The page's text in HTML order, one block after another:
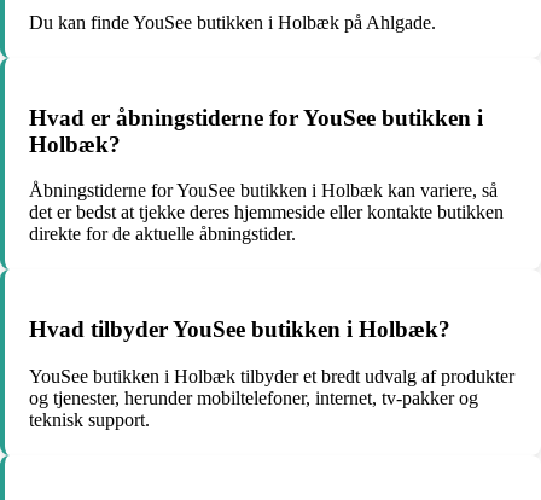
Du kan finde YouSee butikken i Holbæk på Ahlgade.
Hvad er åbningstiderne for YouSee butikken i
Holbæk?
Åbningstiderne for YouSee butikken i Holbæk kan variere, så
det er bedst at tjekke deres hjemmeside eller kontakte butikken
direkte for de aktuelle åbningstider.
Hvad tilbyder YouSee butikken i Holbæk?
YouSee butikken i Holbæk tilbyder et bredt udvalg af produkter
og tjenester, herunder mobiltelefoner, internet, tv-pakker og
teknisk support.